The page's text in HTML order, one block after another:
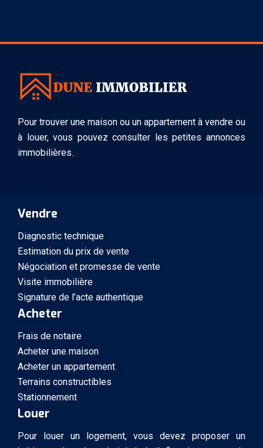
Pour trouver une maison ou un appartement à vendre ou
à louer, vous pouvez consulter les petites annonces
immobilières.
Vendre
Diagnostic technique
Estimation du prix de vente
Négociation et promesse de vente
Visite immobilière
Signature de l’acte authentique
Acheter
Frais de notaire
Acheter une maison
Acheter un appartement
Terrains constructibles
Stationnement
Louer
Pour louer un logement, vous devez proposer un